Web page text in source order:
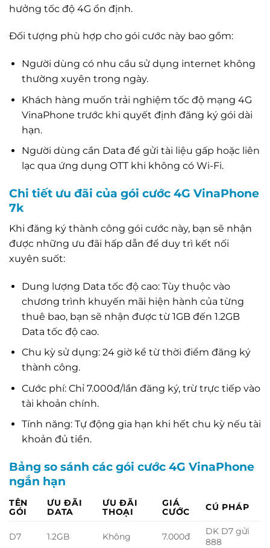
hưởng tốc độ 4G ổn định.
Đối tượng phù hợp cho gói cước này bao gồm:
Người dùng có nhu cầu sử dụng internet không
thường xuyên trong ngày.
Khách hàng muốn trải nghiệm tốc độ mạng 4G
VinaPhone trước khi quyết định đăng ký gói dài
hạn.
Người dùng cần Data để gửi tài liệu gấp hoặc liên
lạc qua ứng dụng OTT khi không có Wi-Fi.
Chi tiết ưu đãi của gói cước 4G VinaPhone
7k
Khi đăng ký thành công gói cước này, bạn sẽ nhận
được những ưu đãi hấp dẫn để duy trì kết nối
xuyên suốt:
Dung lượng Data tốc độ cao: Tùy thuộc vào
chương trình khuyến mãi hiện hành của từng
thuê bao, bạn sẽ nhận được từ 1GB đến 1.2GB
Data tốc độ cao.
Chu kỳ sử dụng: 24 giờ kể từ thời điểm đăng ký
thành công.
Cước phí: Chỉ 7.000đ/lần đăng ký, trừ trực tiếp vào
tài khoản chính.
Tính năng: Tự động gia hạn khi hết chu kỳ nếu tài
khoản đủ tiền.
Bảng so sánh các gói cước 4G VinaPhone
ngắn hạn
TÊN
GÓI
ƯU ĐÃI
DATA
ƯU ĐÃI
THOẠI
GIÁ
CƯỚC
CÚ PHÁP
D7 1.2GB Không 7.000đ
DK D7 gửi
888